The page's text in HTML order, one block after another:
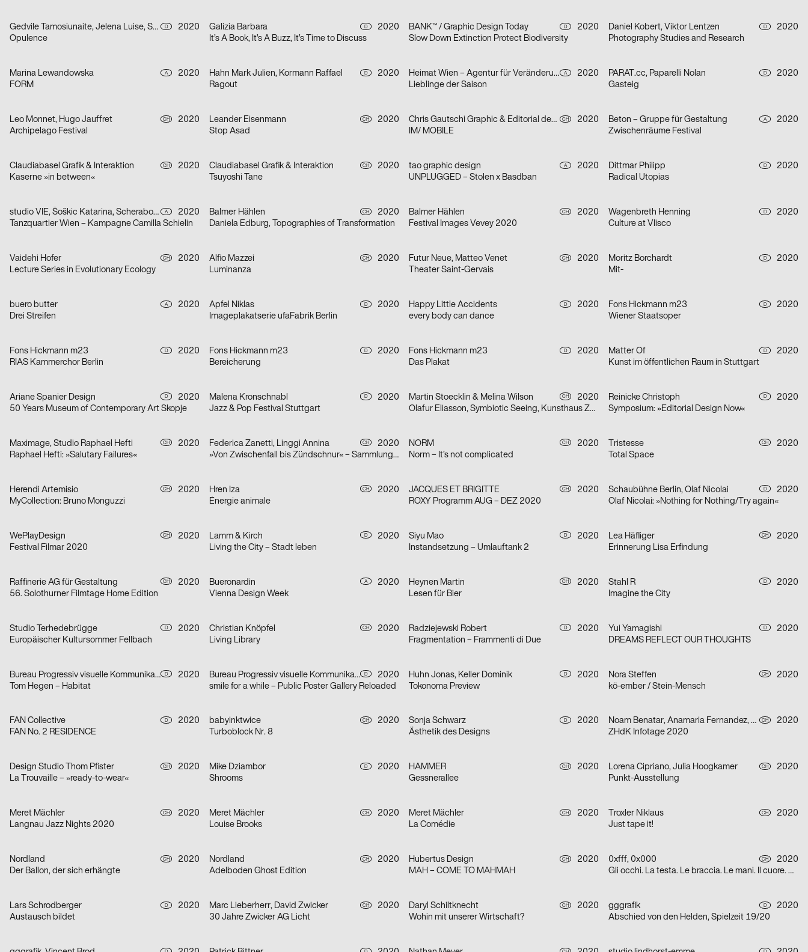
Gedvile Tamosiunaite, Jelena Luise, Shuaitong Zong D
2020
Opulence
Galizia Barbara D
2020
It’s A Book, It’s A Buzz, It’s Time to Discuss
BANK™ / Graphic Design Today D
2020
Slow Down Extinction Protect Biodiversity
Daniel Kobert, Viktor Lentzen D
2020
Photography Studies and Research
Marina Lewandowska A
2020
FORM
Hahn Mark Julien, Kormann Raffael D
2020
Ragout
Heimat Wien – Agentur für Veränderung A
2020
Lieblinge der Saison
PARAT.cc, Paparelli Nolan D
2020
Gasteig
Leo Monnet, Hugo Jauffret CH
2020
Archipelago Festival
Leander Eisenmann CH
2020
Stop Asad
Chris Gautschi Graphic & Editorial design CH
2020
IM/ MOBILE
Beton – Gruppe für Gestaltung A
2020
Zwischenräume Festival
Claudiabasel Grafik & Interaktion CH
2020
Kaserne »in between«
Claudiabasel Grafik & Interaktion CH
2020
Tsuyoshi Tane
tao graphic design A
2020
UNPLUGGED – Stolen x Basdban
Dittmar Philipp D
2020
Radical Utopias
studio VIE, Šoškic Katarina, Scherabon Herwig A
2020
Tanzquartier Wien – Kampagne Camilla Schielin
Balmer Hählen CH
2020
Daniela Edburg, Topographies of Transformation
Balmer Hählen CH
2020
Festival Images Vevey 2020
Wagenbreth Henning D
2020
Culture at Vlisco
Vaidehi Hofer CH
2020
Lecture Series in Evolutionary Ecology
Alfio Mazzei CH
2020
Luminanza
Futur Neue, Matteo Venet CH
2020
Theater Saint-Gervais
Moritz Borchardt D
2020
Mit-
buero butter A
2020
Drei Streifen
Apfel Niklas D
2020
Imageplakatserie ufaFabrik Berlin
Happy Little Accidents D
2020
every body can dance
Fons Hickmann m23 D
2020
Wiener Staatsoper
Fons Hickmann m23 D
2020
RIAS Kammerchor Berlin
Fons Hickmann m23 D
2020
Bereicherung
Fons Hickmann m23 D
2020
Das Plakat
Matter Of D
2020
Kunst im öffentlichen Raum in Stuttgart
Ariane Spanier Design D
2020
50 Years Museum of Contemporary Art Skopje
Malena Kronschnabl D
2020
Jazz & Pop Festival Stuttgart
Martin Stoecklin & Melina Wilson CH
2020
Olafur Eliasson, Symbiotic Seeing, Kunsthaus Zürich
Reinicke Christoph D
2020
Symposium: »Editorial Design Now«
Maximage, Studio Raphael Hefti CH
2020
Raphael Hefti: »Salutary Failures«
Federica Zanetti, Linggi Annina CH
2020
»Von Zwischenfall bis Zündschnur« – Sammlungsausstellung der Hochschule Luzern – Design & Kunst
NORM CH
2020
Norm – It’s not complicated
Tristesse CH
2020
Total Space
Herendi Artemisio CH
2020
MyCollection: Bruno Monguzzi
Hren Iza CH
2020
Énergie animale
JACQUES ET BRIGITTE CH
2020
ROXY Programm AUG – DEZ 2020
Schaubühne Berlin, Olaf Nicolai D
2020
Olaf Nicolai: »Nothing for Nothing/Try again«
WePlayDesign CH
2020
Festival Filmar 2020
Lamm & Kirch D
2020
Living the City – Stadt leben
Siyu Mao D
2020
Instandsetzung – Umlauftank 2
Lea Häfliger CH
2020
Erinnerung Lisa Erfindung
Raffinerie AG für Gestaltung CH
2020
56. Solothurner Filmtage Home Edition
Bueronardin A
2020
Vienna Design Week
Heynen Martin CH
2020
Lesen für Bier
Stahl R D
2020
Imagine the City
Studio Terhedebrügge D
2020
Europäischer Kultursommer Fellbach
Christian Knöpfel CH
2020
Living Library
Radziejewski Robert D
2020
Fragmentation – Frammenti di Due
Yui Yamagishi D
2020
DREAMS REFLECT OUR THOUGHTS
Bureau Progressiv visuelle Kommunikation D
2020
Tom Hegen – Habitat
Bureau Progressiv visuelle Kommunikation D
2020
smile for a while – Public Poster Gallery Reloaded
Huhn Jonas, Keller Dominik D
2020
Tokonoma Preview
Nora Steffen CH
2020
kö-ember / Stein-Mensch
FAN Collective D
2020
FAN No. 2 RESIDENCE
babyinktwice CH
2020
Turboblock Nr. 8
Sonja Schwarz D
2020
Ästhetik des Designs
Noam Benatar, Anamaria Fernandez, Vilté Jurgutyté, Keller Samara CH
2020
ZHdK Infotage 2020
Design Studio Thom Pfister CH
2020
La Trouvaille – »ready-to-wear«
Mike Dziambor D
2020
Shrooms
HAMMER CH
2020
Gessnerallee
Lorena Cipriano, Julia Hoogkamer CH
2020
Punkt-Ausstellung
Meret Mächler CH
2020
Langnau Jazz Nights 2020
Meret Mächler CH
2020
Louise Brooks
Meret Mächler CH
2020
La Comédie
Troxler Niklaus CH
2020
Just tape it!
Nordland CH
2020
Der Ballon, der sich erhängte
Nordland CH
2020
Adelboden Ghost Edition
Hubertus Design CH
2020
MAH – COME TO MAHMAH
0xfff, 0x000 CH
2020
Gli occhi. La testa. Le braccia. Le mani. Il cuore. Grazie.
Lars Schrodberger D
2020
Austausch bildet
Marc Lieberherr, David Zwicker CH
2020
30 Jahre Zwicker AG Licht
Daryl Schiltknecht CH
2020
Wohin mit unserer Wirtschaft?
gggrafik D
2020
Abschied von den Helden, Spielzeit 19/20